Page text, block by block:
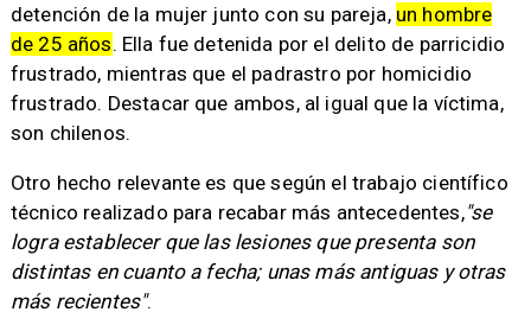
detención de la mujer junto con su pareja, un hombre
de 25 años. Ella fue detenida por el delito de parricidio
frustrado, mientras que el padrastro por homicidio
frustrado. Destacar que ambos, al igual que la víctima,
son chilenos.
Otro hecho relevante es que según el trabajo científico
técnico realizado para recabar más antecedentes,"se
logra establecer que las lesiones que presenta son
distintas en cuanto a fecha; unas más antiguas y otras
más recientes".